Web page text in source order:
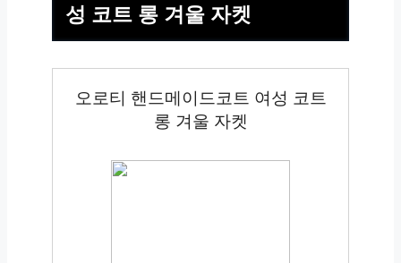
성 코트 롱 겨울 자켓
오로티 핸드메이드코트 여성 코트
롱 겨울 자켓